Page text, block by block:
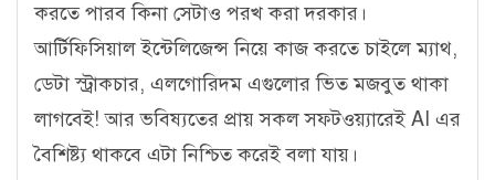
করতে পারব কিনা সেটাও পরখ করা দরকার।
আর্টিফিসিয়াল ইন্টেলিজেন্স নিয়ে কাজ করতে চাইলে ম্যাথ,
ডেটা স্ট্রাকচার, এলগোরিদম এগুলোর ভিত মজবুত থাকা
লাগবেই! আর ভবিষ্যতের প্রায় সকল সফটওয়্যারেই AI এর
বৈশিষ্ট্য থাকবে এটা নিশ্চিত করেই বলা যায়।